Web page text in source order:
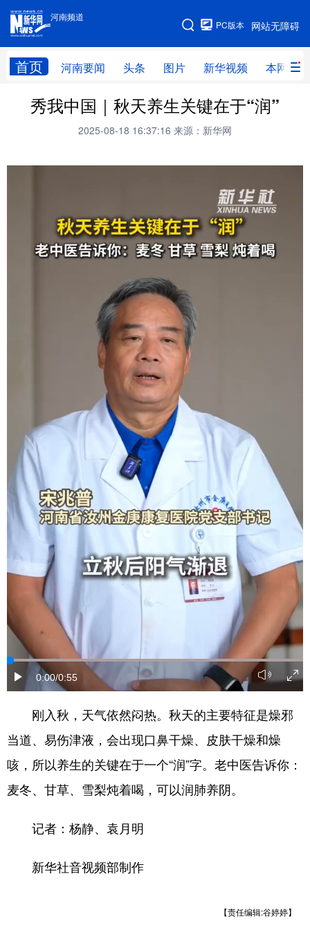
河南频道
网站无障碍
PC版本
首页 河南要闻 头条 图片 新华视频 本网原创
河南频道
网站地图
频道首页 河南要闻 头条
本网原创
直播 新华社记者看河南 领导活动报道集
新华视频
专题 网群推广 地方动态
乡村振兴 工业能源 科教兴省
医疗健康
豫股百家
天津
山西 辽宁
江苏 浙江
福建
山东 河南 湖北
广东 广西
海南 重庆 四川
西藏
陕西 青海
内蒙古
黑龙江
多语种频道
English Español Français
عربى Русский язык
日本語 한국어
秀我中国｜秋天养生关键在于“润”
2025-08-18 16:37:16 来源：新华网
0:00/0:55
刚入秋，天气依然闷热。秋天的主要特征是燥邪
当道、易伤津液，会出现口鼻干燥、皮肤干燥和燥
咳，所以养生的关键在于一个“润”字。老中医告诉你：
麦冬、甘草、雪梨炖着喝，可以润肺养阴。
记者：杨静、袁月明
新华社音视频部制作
【责任编辑:谷婷婷】